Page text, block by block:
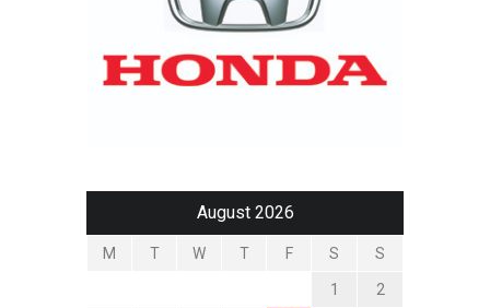
August 2026
M T W T F S S
1 2